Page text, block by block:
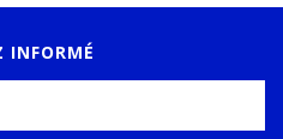
INFORMÉ